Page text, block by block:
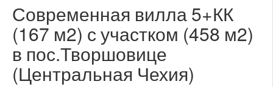
Современная вилла 5+КК
(167 м2) с участком (458 м2)
в пос.Творшовице
(Центральная Чехия)